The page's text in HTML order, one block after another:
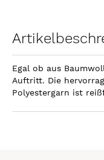
Egal ob aus
Auftritt. Die
Polyestergarn ist